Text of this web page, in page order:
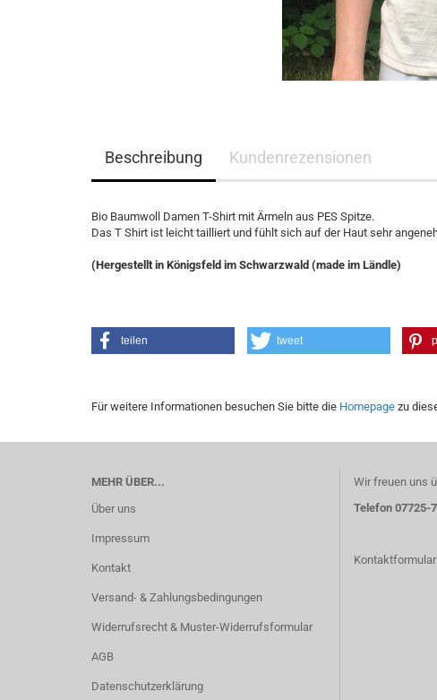
Beschreibung Kundenrezensionen
Bio Baumwoll Damen T-Shirt mit Ärmeln aus PES Spitze.
Das T Shirt ist leicht tailliert und fühlt sich auf der Haut sehr
(Hergestellt in Königsfeld im Schwarzwald (made im Ländle)
teilen tweet
Für weitere Informationen besuchen Sie bitte die Homepage zu
MEHR ÜBER...
Über uns
Impressum
Kontakt
Versand- & Zahlungsbedingungen
Widerrufsrecht & Muster-Widerrufsformular
AGB
Datenschutzerklärung
Wir freuen uns
Telefon 07725-
Kontaktformular